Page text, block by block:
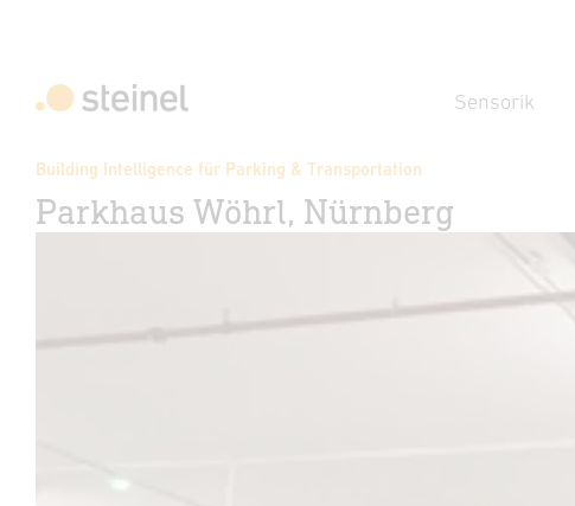
Sensorik
Building Intelligence für Parking & Transportation
Parkhaus Wöhrl, Nürnberg